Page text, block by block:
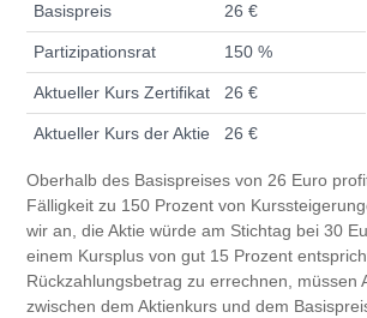
Basispreis 26 €
Partizipationsrat 150 %
Aktueller Kurs Zertifikat 26 €
Aktueller Kurs der Aktie 26 €
Oberhalb des Basispreises von 26 Euro
Fälligkeit zu 150 Prozent von
wir an, die Aktie würde am Stichtag bei 30
einem Kursplus von gut 15 Prozent
Rückzahlungsbetrag zu errechnen, müssen
zwischen dem Aktienkurs und dem